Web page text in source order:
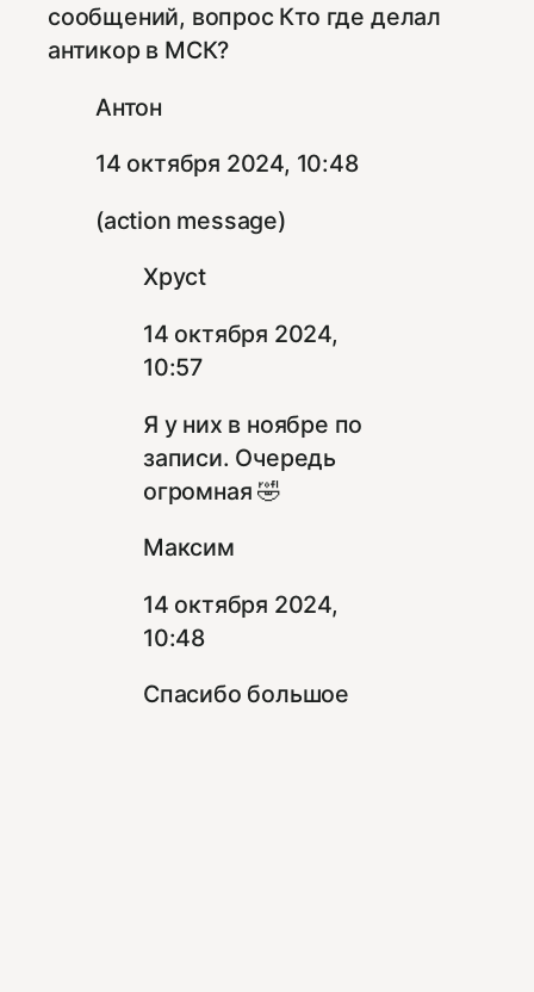
сообщений, вопрос Кто где делал
антикор в МСК?
Антон
14 октября 2024, 10:48
(action message)
Xpyct
14 октября 2024,
10:57
Я у них в ноябре по
записи. Очередь
огромная 🤣
Максим
14 октября 2024,
10:48
Спасибо большое